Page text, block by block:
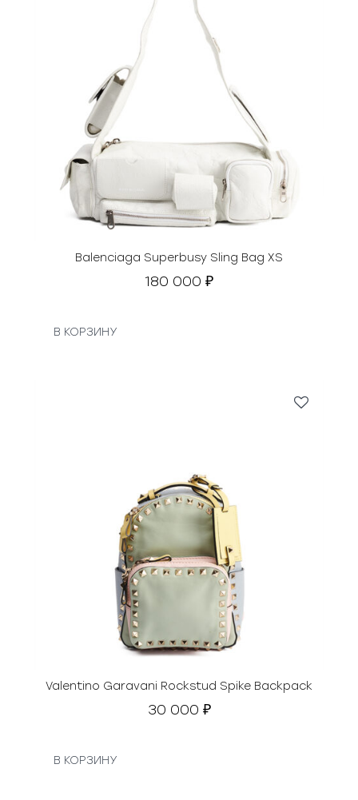
Balenciaga Superbusy Sling Bag XS
180 000 ₽
В КОРЗИНУ
Valentino Garavani Rockstud Spike Backpack
30 000 ₽
В КОРЗИНУ